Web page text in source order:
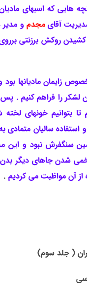
هایی که اسبهای
آقایمجدمو
روکش برزنتی
مادیانها بود و
را فراهم کنیم . پس
خونهای لخته
و استفاده سالیان
سنگفرش نبود و این
شدن جاهای دیگر
از آن مواظبت می کردیم .
( جلد سوم)